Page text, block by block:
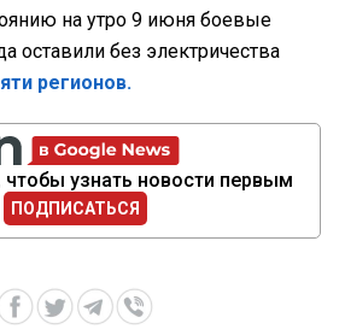
на утро 9 июня боевые
оставили без электричества
регионов.
узнать новости первым
ПОДПИСАТЬСЯ